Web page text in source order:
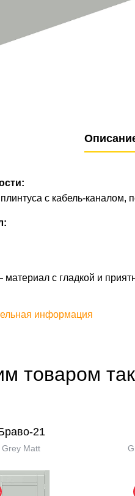
с кабель-каналом,
с гладкой и
информация
товаром
21
Grey Matt